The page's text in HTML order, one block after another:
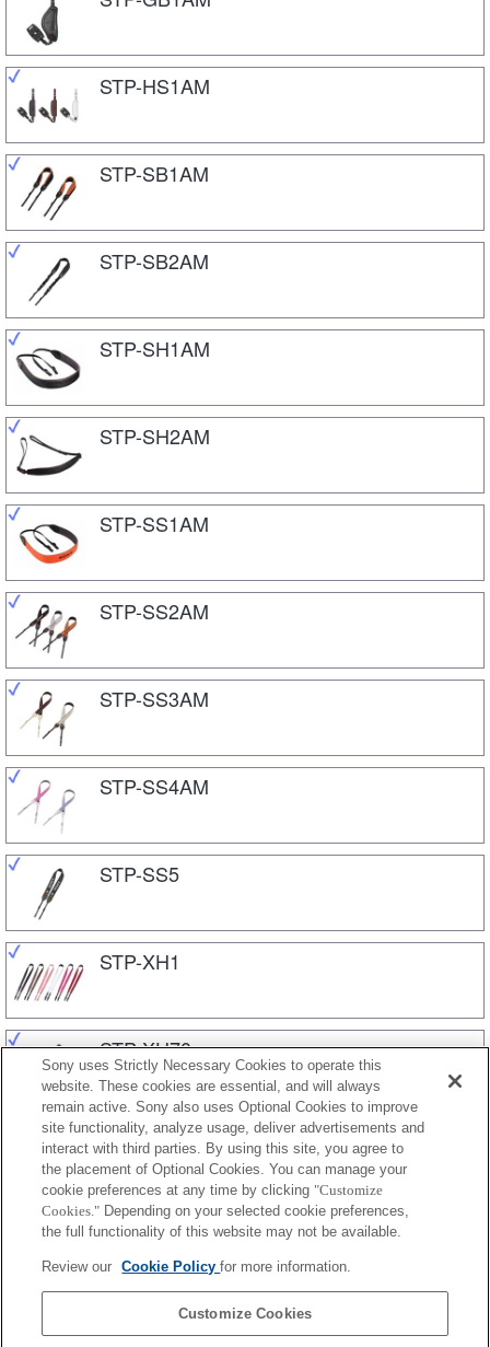
STP-HS1AM
STP-SB1AM
STP-SB2AM
STP-SH1AM
STP-SH2AM
STP-SS1AM
STP-SS2AM
STP-SS3AM
STP-SS4AM
STP-SS5
STP-XH1
STP-XH70
STP-XS1AM
STP-XS2AM
STP-XS3
Sony uses Strictly Necessary Cookies to operate this
website. These cookies are essential, and will always
remain active. Sony also uses Optional Cookies to improve
site functionality, analyze usage, deliver advertisements and
interact with third parties. By using this site, you agree to
the placement of Optional Cookies. You can manage your
cookie preferences at any time by clicking "Customize
Cookies." Depending on your selected cookie preferences,
the full functionality of this website may not be available.
Review our Cookie Policyfor more information.
Customize Cookies